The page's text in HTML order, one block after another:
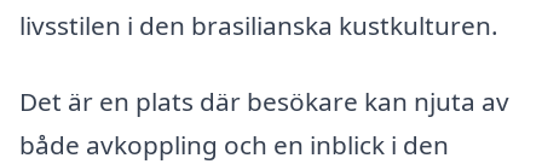
livsstilen i den brasilianska kustkulturen.
Det är en plats där besökare kan njuta av
både avkoppling och en inblick i den